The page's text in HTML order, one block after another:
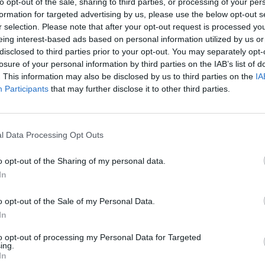
for targeted advertising by us, please use the below opt-out
selection. Please note that after your opt-out request is processed
interest-based ads based on personal information utilized by us
to third parties prior to your opt-out. You may separately
of your personal information by third parties on the IAB’s list of
This information may also be disclosed by us to third parties on the
Participants that may further disclose it to other third parties.
Data Processing Opt Outs
opt-out of the Sharing of my personal data.
opt-out of the Sale of my Personal Data.
opt-out of processing my Personal Data for Targeted
1 x RJ45
Tak
jest wagą minimalną i może różnić się w zależności od konfiguracji oraz
HANDLOWE
LogiLink
2direct GmbH
Telefon: +49 2355 500 0
http://www.logilink.eu/content/